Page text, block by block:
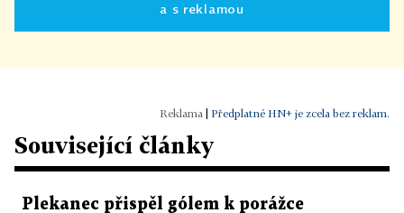
a s reklamou
Předplatné HN+ je zcela bez reklam.
Související články
Plekanec přispěl gólem k porážce